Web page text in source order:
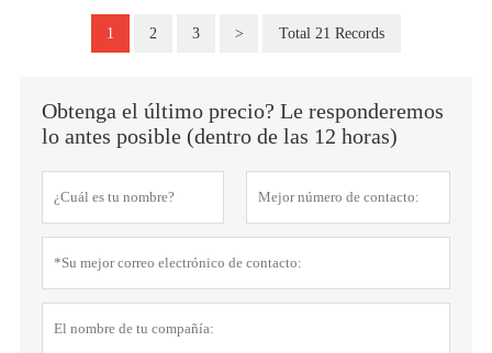
1 2 3 > Total 21 Records
Obtenga el último precio? Le responderemos
lo antes posible (dentro de las 12 horas)